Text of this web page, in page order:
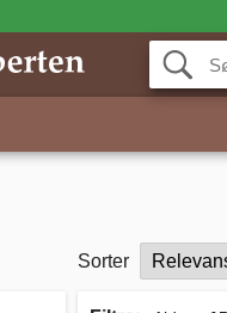
Sorter